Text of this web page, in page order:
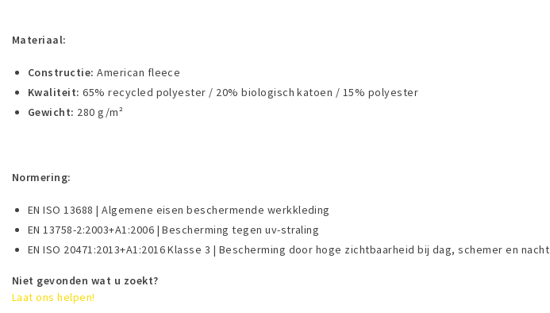
Materiaal:
Constructie: American fleece
Kwaliteit: 65% recycled polyester / 20% biologisch katoen / 15% polyester
Gewicht: 280 g/m²
Normering:
EN ISO 13688 | Algemene eisen beschermende werkkleding
EN 13758-2:2003+A1:2006 | Bescherming tegen uv-straling
EN ISO 20471:2013+A1:2016 Klasse 3 | Bescherming door hoge zichtbaarheid bij dag, schemer en nacht
Niet gevonden wat u zoekt?
Laat ons helpen!